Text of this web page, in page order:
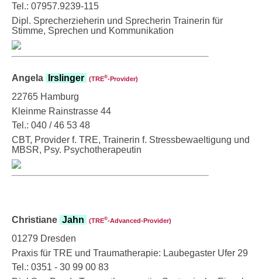
Tel.: 07957.9239-115
Dipl. Sprecherzieherin und Sprecherin Trainerin für
Stimme, Sprechen und Kommunikation
Angela Irslinger (TRE®‑Provider)
22765 Hamburg
Kleinme Rainstrasse 44
Tel.: 040 / 46 53 48
CBT, Provider f. TRE, Trainerin f. Stressbewaeltigung und
MBSR, Psy. Psychotherapeutin
Christiane Jahn (TRE®‑Advanced-Provider)
01279 Dresden
Praxis für TRE und Traumatherapie: Laubegaster Ufer 29
Tel.: 0351 - 30 99 00 83